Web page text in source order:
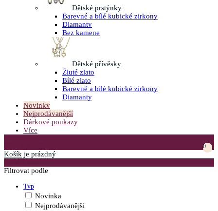
Dětské prstýnky
Barevné a bílé kubické zirkony
Diamanty
Bez kamene
Dětské přívěsky
Žluté zlato
Bílé zlato
Barevné a bílé kubické zirkony
Diamanty
Novinky
Nejprodávanější
Dárkové poukazy
Více
0
Košík je prázdný
Filtrovat podle
Typ
Novinka
Nejprodávanější